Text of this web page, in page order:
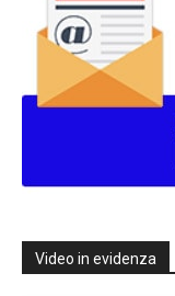
Video in evidenza